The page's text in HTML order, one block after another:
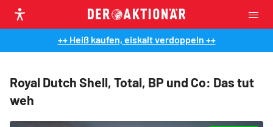
++ Heiß kaufen, eiskalt verdoppeln ++
Royal Dutch Shell, Total, BP und Co: Das tut
weh